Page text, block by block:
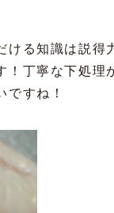
ける知識は説
！丁寧な下処
ですね！